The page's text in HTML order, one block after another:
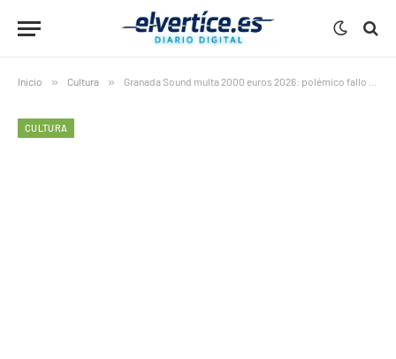
Inicio » Cultura » Granada Sound multa 2000 euros 2026: polémico fallo “leve” por quedarse con dinero cashless
CULTURA